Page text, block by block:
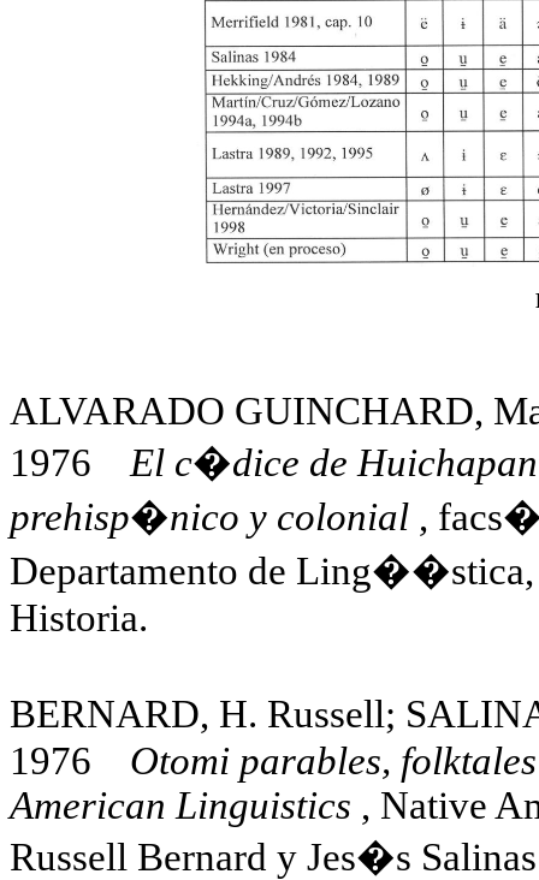
ALVARADO GUINCHARD,
1976 El c�dice de
prehisp�nico y colonial ,
Departamento de
Historia.
BERNARD, H. Russell;
1976 Otomi parables,
American Linguistics , Native
Russell Bernard y Jes�s